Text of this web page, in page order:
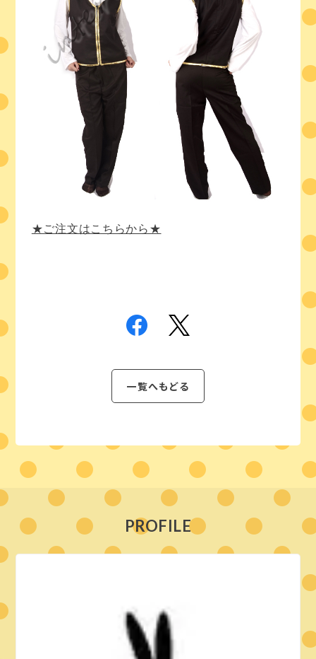
★ご注文はこちらから★
一覧へもどる
PROFILE